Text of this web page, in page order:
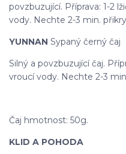
povzbuzující. Příprava: 1-2
vody. Nechte 2-3 min.
YUNNAN Sypaný černý čaj
Silný a povzbuzující čaj.
vroucí vody. Nechte 2-3
Čaj hmotnost: 50g.
KLID A POHODA